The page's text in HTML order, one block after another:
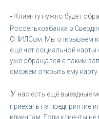
- Клиенту нужно будет
Россельхозбанка в
СНИЛСом. Мы открываем
ещё нет социальной карты
уже обращался с таким
сможем открыть ему карту
У нас есть ещё выездные
приехать на предприятие
клиентам. Если клиенты